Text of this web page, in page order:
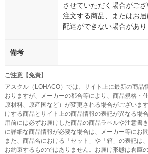
させていただく場合がご
注文する商品、またはお
配達ができない場合があり
備考
ご注意【免責】
アスクル（LOHACO）では、サイト上に最新の商品
おりますが、メーカーの都合等により、商品規格・
原材料、原産国など）が変更される場合がございま
けする商品とサイト上の商品情報の表記が異なる場
用前には必ずお届けした商品の商品ラベルや注意書
に詳細な商品情報が必要な場合は、メーカー等にお
また、商品名における「セット」や「箱」の表記は
お約束するものではありません。お届け形態は倉庫